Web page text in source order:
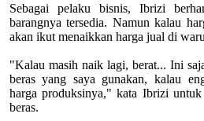
Sebagai pelaku bisnis, Ibrizi
barangnya tersedia. Namun kalau
akan ikut menaikkan harga jual di
"Kalau masih naik lagi, berat... Ini
beras yang saya gunakan, kalau
harga produksinya," kata Ibrizi
beras.